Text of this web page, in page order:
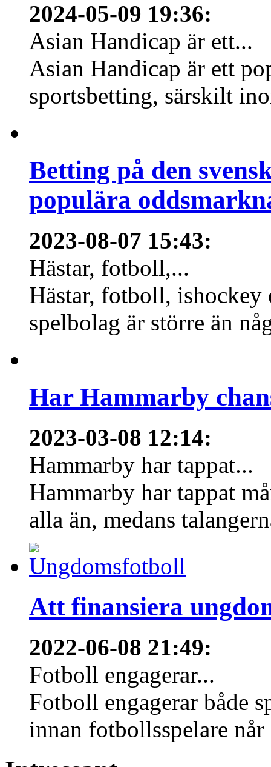
2024-05-09 19:36:
Asian Handicap är ett...
Asian Handicap är ett
sportsbetting, särskilt
Betting på den
populära
2023-08-07 15:43:
Hästar, fotboll,...
Hästar, fotboll,
spelbolag är större än
Har Hammarby
2023-03-08 12:14:
Hammarby har tappat...
Hammarby har tappat
alla än, medans
Att finansiera
2022-06-08 21:49:
Fotboll engagerar...
Fotboll engagerar både
innan fotbollsspelare